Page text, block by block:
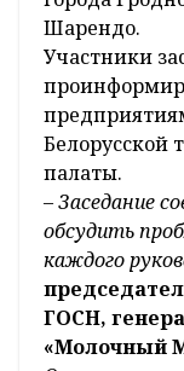
Шарендо.
Участники
Белорусской
палаты.
–Заседание
обсудить
каждого
ГОСН,
«Молочный